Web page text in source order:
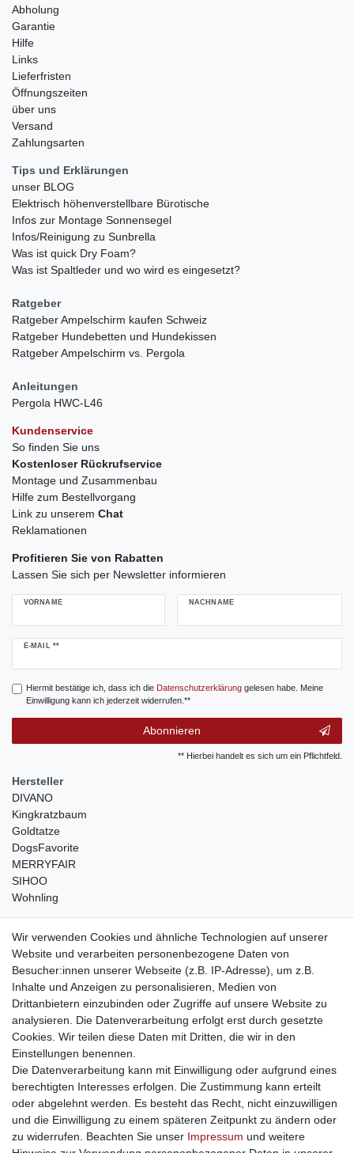
Abholung
Garantie
Hilfe
Links
Lieferfristen
Öffnungszeiten
über uns
Versand
Zahlungsarten
Tips und Erklärungen
unser BLOG
Elektrisch höhenverstellbare Bürotische
Infos zur Montage Sonnensegel
Infos/Reinigung zu Sunbrella
Was ist quick Dry Foam?
Was ist Spaltleder und wo wird es eingesetzt?
Ratgeber
Ratgeber Ampelschirm kaufen Schweiz
Ratgeber Hundebetten und Hundekissen
Ratgeber Ampelschirm vs. Pergola
Anleitungen
Pergola HWC-L46
Kundenservice
So finden Sie uns
Kostenloser Rückrufservice
Montage und Zusammenbau
Hilfe zum Bestellvorgang
Link zu unserem Chat
Reklamationen
Profitieren Sie von Rabatten
Lassen Sie sich per Newsletter informieren
VORNAME NACHNAME
E-MAIL **
Newsletter
Hiermit bestätige ich, dass ich die Daten­schutz­erklärunggelesen habe. Meine
Einwilligung kann ich jederzeit widerrufen.**
Abonnieren
** Hierbei handelt es sich um ein Pflichtfeld.
Hersteller
DIVANO
Kingkratzbaum
Goldtatze
DogsFavorite
MERRYFAIR
SIHOO
Wohnling
weitere Shops
traumlampen- Lampen und Kronleuchter
kinderwagencenter- Exklusive und günstige Kinderwagen
gastrogeraete24- alles für Gastronomie und Imbiss
soziale Medien
Facebook
sicher einkaufen
Sichere Bestellung und Zahlung via SSL Verschlüsselung
Wir verwenden Cookies und ähnliche Technologien auf unserer
Website und verarbeiten personenbezogene Daten von
Besucher:innen unserer Webseite (z.B. IP-Adresse), um z.B.
Inhalte und Anzeigen zu personalisieren, Medien von
Drittanbietern einzubinden oder Zugriffe auf unsere Website zu
analysieren. Die Datenverarbeitung erfolgt erst durch gesetzte
Cookies. Wir teilen diese Daten mit Dritten, die wir in den
Einstellungen benennen.
Die Datenverarbeitung kann mit Einwilligung oder aufgrund eines
berechtigten Interesses erfolgen. Die Zustimmung kann erteilt
oder abgelehnt werden. Es besteht das Recht, nicht einzuwilligen
und die Einwilligung zu einem späteren Zeitpunkt zu ändern oder
zu widerrufen. Beachten Sie unser Impressum und weitere